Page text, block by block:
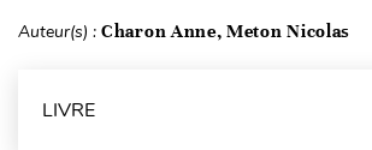
Auteur(s) : Charon Anne, Meton Nicolas
LIVRE